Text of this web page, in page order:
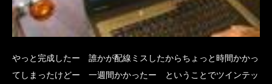
やっと完成したー 誰かが配線ミスしたからちょっと時間かかっ
てしまったけどー 一週間かかったー ということでツインテッ